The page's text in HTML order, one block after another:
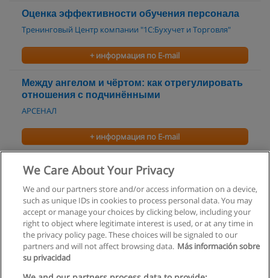
Оценка эффективности обучения персонала
Тренинговый Центр компании "1С:Бухучет и Торговля"
+ информация по E-mail
Между ангелом и чёртом: как отрегулировать
отношения с подчинёнными
АРСЕНАЛ
+ информация по E-mail
Управление талантами. Талант менеджмент
Центр делового развития "Профи-Карьера"
+ информация по E-mail
Правила пользования
We Care About Your Privacy
We and our partners store and/or access information on a device,
such as unique IDs in cookies to process personal data. You may
accept or manage your choices by clicking below, including your
right to object where legitimate interest is used, or at any time in
the privacy policy page. These choices will be signaled to our
partners and will not affect browsing data. Más información sobre
su privacidad